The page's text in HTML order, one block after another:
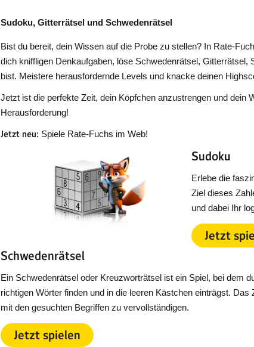
Sudoku, Gitterrätsel und Schwedenrätsel
Bist du bereit, dein Wissen auf die Probe zu stellen? In Rate-
dich kniffligen Denkaufgaben, löse Schwedenrätsel,
bist. Meistere herausfordernde Levels und knacke deinen
Jetzt ist die perfekte Zeit, dein Köpfchen anzustrengen und
Herausforderung!
Jetzt neu: Spiele Rate-Fuchs im Web!
Sudoku
Erlebe die
Ziel dieses
und dabei Ihr
Jetzt
Schwedenrätsel
Ein Schwedenrätsel oder Kreuzworträtsel ist ein Spiel, bei dem
richtigen Wörter finden und in die leeren Kästchen einträgst.
mit den gesuchten Begriffen zu vervollständigen.
Jetzt spielen